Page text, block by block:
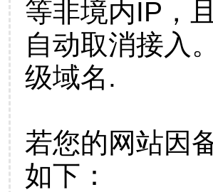
等非境内IP，
自动取消接入
级域名.
若您的网站因
如下：